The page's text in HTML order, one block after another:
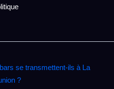
se transmettent‑ils à La
?